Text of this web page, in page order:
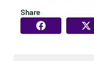
Share